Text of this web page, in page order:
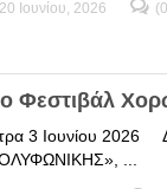
20 Ιουνίου, 2026
Φεστιβάλ
3 Ιουνίου 2026
...